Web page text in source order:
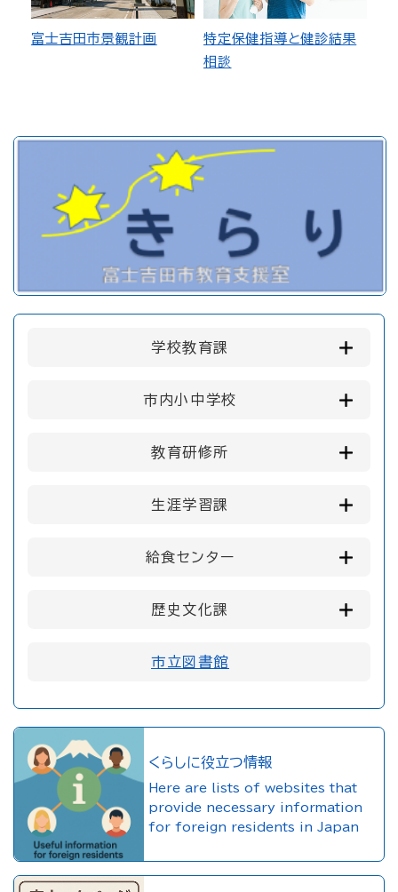
富士吉田市景観計画
特定保健指導と健診結果
相談
学校教育課
市内小中学校
教育研修所
生涯学習課
給食センター
歴史文化課
市立図書館
くらしに役立つ情報
Here are lists of websites that
provide necessary information
for foreign residents in Japan